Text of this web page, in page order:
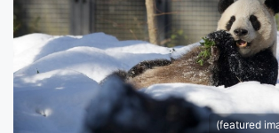
(featured